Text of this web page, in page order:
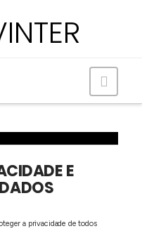
E
a privacidade de todos